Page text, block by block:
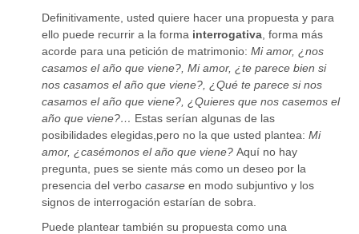
Definitivamente, usted quiere hacer una propuesta y para
ello puede recurrir a la forma interrogativa , forma más
acorde para una petición de matrimonio:Mi amor, ¿nos
casamos el año que viene?, Mi amor, ¿te parece bien si
nos casamos el año que viene?, ¿Qué te parece si nos
casamos el año que viene?, ¿Quieres que nos casemos el
año que viene?… Estas serían algunas de las
posibilidades elegidas,pero no la que usted plantea:Mi
amor, ¿casémonos el año que viene?Aquí no hay
pregunta, pues se siente más como un deseo por la
presencia del verbocasarse en modo subjuntivo y los
signos de interrogación estarían de sobra.
Puede plantear también su propuesta como una